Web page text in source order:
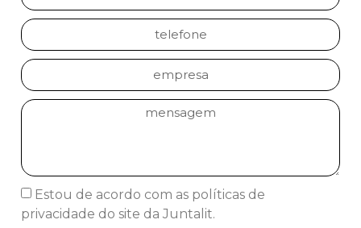
Estou de acordo com as políticas de
privacidade do site da Juntalit.